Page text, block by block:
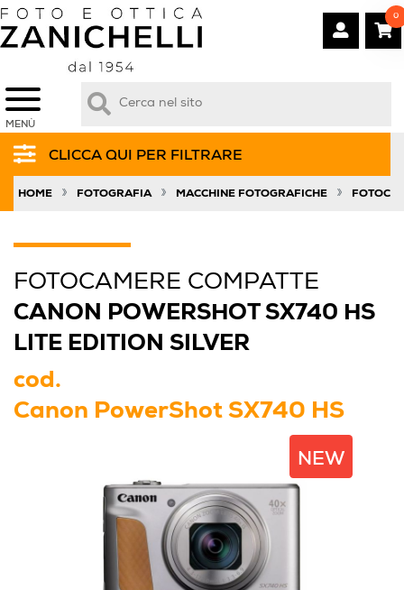
MENÙ
0
CLICCA QUI PER FILTRARE
HOME » FOTOGRAFIA » MACCHINE FOTOGRAFICHE »
FOTOCAMERE COMPATTE
CANON POWERSHOT SX740 HS
LITE EDITION SILVER
cod.
Canon PowerShot SX740 HS
NEW